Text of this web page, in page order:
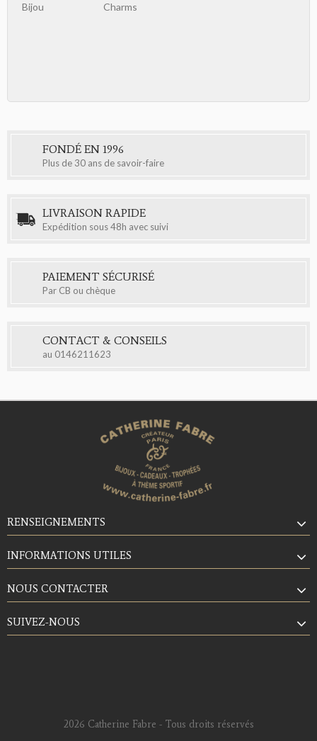
Bijou Charms
FONDÉ EN 1996
Plus de 30 ans de savoir-faire
LIVRAISON RAPIDE
Expédition sous 48h avec suivi
PAIEMENT SÉCURISÉ
Par CB ou chèque
CONTACT & CONSEILS
au 0146211623
RENSEIGNEMENTS
INFORMATIONS UTILES
NOUS CONTACTER
SUIVEZ-NOUS
2026 Catherine Fabre - Tous droits réservés